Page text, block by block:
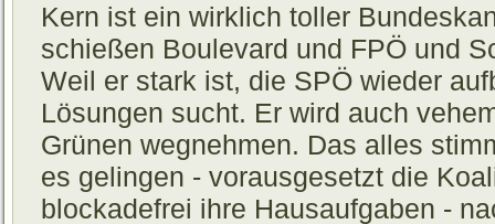
Kern ist ein wirklich toller
schießen Boulevard und FPÖ und
Weil er stark ist, die SPÖ wieder
Lösungen sucht. Er wird auch
Grünen wegnehmen. Das alles
es gelingen - vorausgesetzt die
blockadefrei ihre Hausaufgaben -